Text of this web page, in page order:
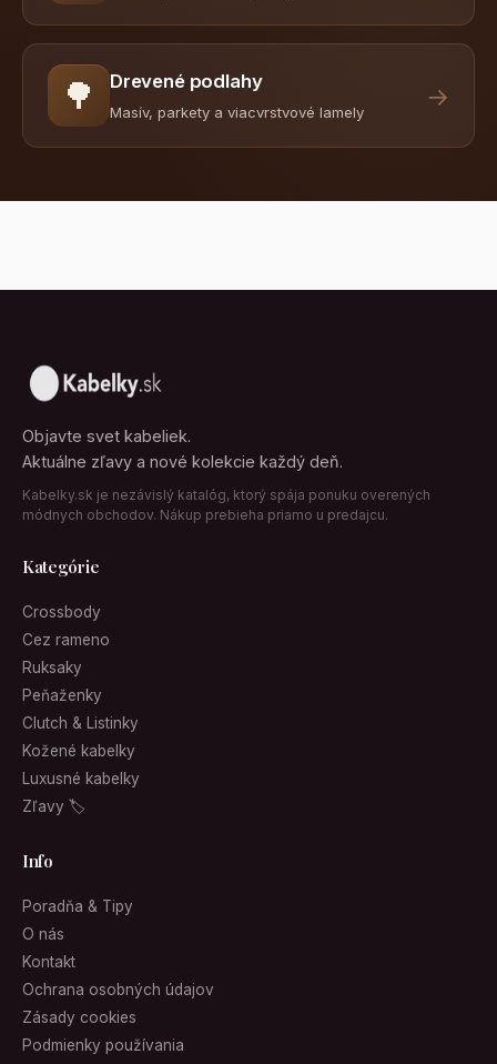
🌳 Drevené podlahy
Masív, parkety a viacvrstvové lamely
→
Objavte svet kabeliek.
Aktuálne zľavy a nové kolekcie každý deň.
Kabelky.sk je nezávislý katalóg, ktorý spája ponuku overených
módnych obchodov. Nákup prebieha priamo u predajcu.
Kategórie
Crossbody
Cez rameno
Ruksaky
Peňaženky
Clutch & Listinky
Kožené kabelky
Luxusné kabelky
Zľavy 🏷
Info
Poradňa & Tipy
O nás
Kontakt
Ochrana osobných údajov
Zásady cookies
Podmienky používania